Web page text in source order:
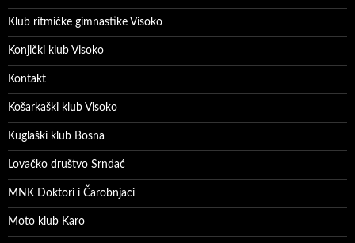
Klub ritmičke gimnastike Visoko
Konjički klub Visoko
Kontakt
Košarkaški klub Visoko
Kuglaški klub Bosna
Lovačko društvo Srndać
MNK Doktori i Čarobnjaci
Moto klub Karo